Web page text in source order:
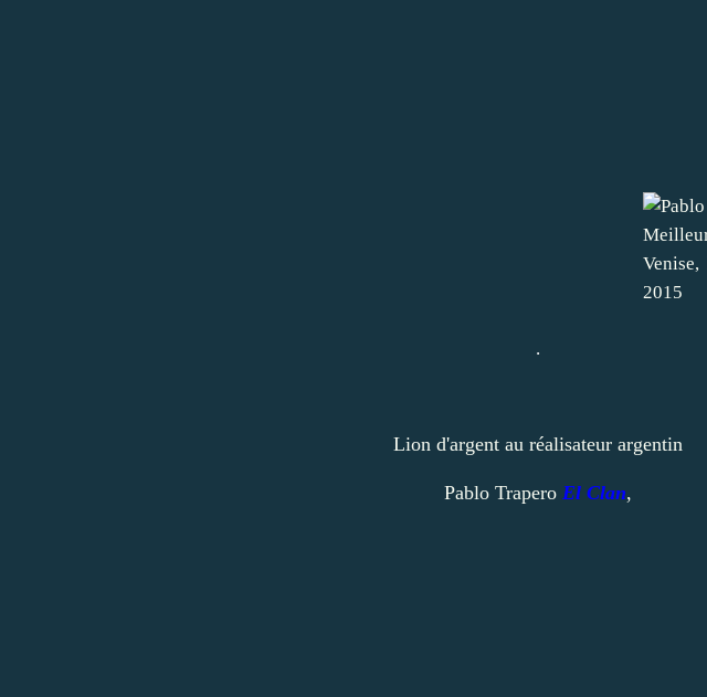
.
Lion d'argent au réalisateur argentin
Pablo Trapero El Clan,